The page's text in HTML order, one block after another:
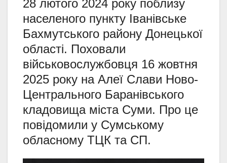
28 лютого 2024 року поблизу
населеного пункту Іванівське
Бахмутського району Донецької
області. Поховали
військовослужбовця 16 жовтня
2025 року на Алеї Слави Ново-
Центрального Баранівського
кладовища міста Суми. Про це
повідомили у Сумському
обласному ТЦК та СП.